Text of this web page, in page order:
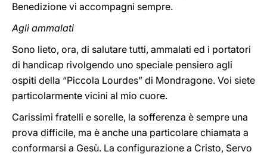
Benedizione vi accompagni sempre.
Agli ammalati
Sono lieto, ora, di salutare tutti, ammalati ed i portatori
di handicap rivolgendo uno speciale pensiero agli
ospiti della “Piccola Lourdes” di Mondragone. Voi siete
particolarmente vicini al mio cuore.
Carissimi fratelli e sorelle, la sofferenza è sempre una
prova difficile, ma è anche una particolare chiamata a
conformarsi a Gesù. La configurazione a Cristo, Servo